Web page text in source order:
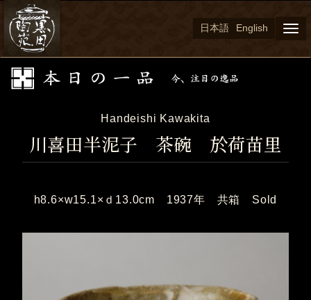
日本語 English
Handeishi Kawakita
川喜田半泥子 茶碗 於荷苗里
h8.6×w15.1×ｄ13.0cm 1937年 共箱 Sold